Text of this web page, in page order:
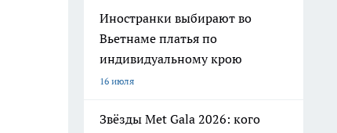
Иностранки выбирают во
Вьетнаме платья по
индивидуальному крою
16 июля
Звёзды Met Gala 2026: кого